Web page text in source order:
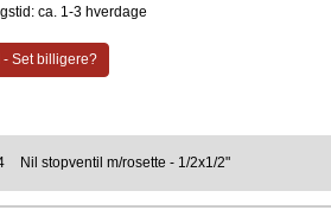
Krom
nippel i flot krom med rosette i rustfri stål.
ca. 1-3 hverdage
- Set billigere?
Nil stopventil m/rosette - 1/2x1/2"